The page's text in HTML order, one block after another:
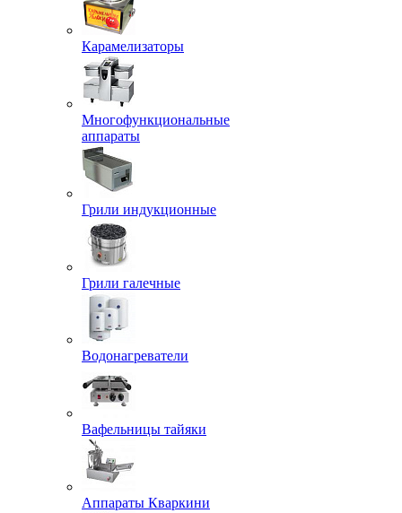
Карамелизаторы
Многофункциональные
аппараты
Грили индукционные
Грили галечные
Водонагреватели
Вафельницы тайяки
Аппараты Кваркини